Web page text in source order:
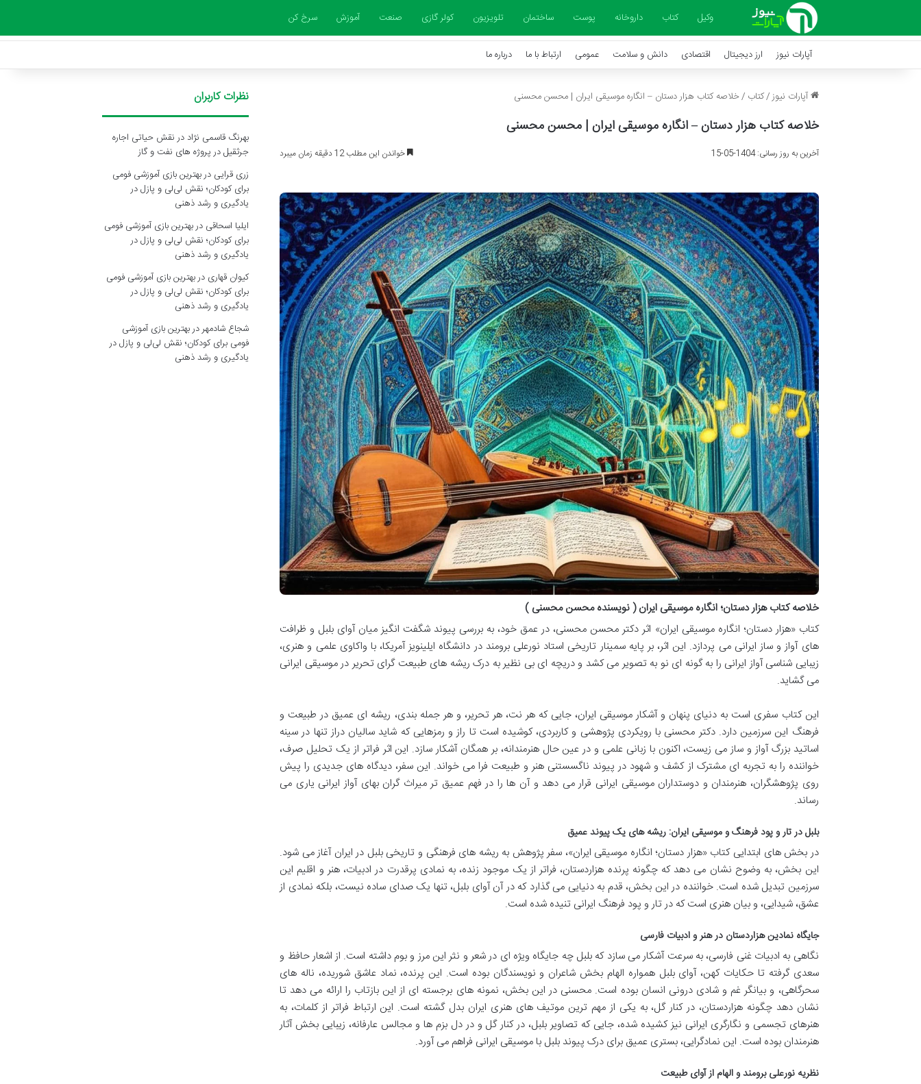
وکیل کتاب داروخانه پوست ساختمان تلویزیون کولر گازی صنعت آموزش سرخ کن
آپارات نیوز ارز دیجیتال اقتصادی دانش و سلامت عمومی ارتباط با ما درباره ما
آپارات نیوز/کتاب /خلاصه کتاب هزار دستان – انگاره موسیقی ایران | محسن محسنی
خلاصه کتاب هزار دستان – انگاره موسیقی ایران | محسن محسنی
آخرین به روز رسانی: 1404-05-15 خواندن این مطلب 12 دقیقه زمان میبرد
خلاصه کتاب هزار دستان؛ انگاره موسیقی ایران ( نویسنده محسن محسنی )
کتاب «هزار دستان؛ انگاره موسیقی ایران» اثر دکتر محسن محسنی، در عمق خود، به بررسی پیوند شگفت انگیز میان آوای بلبل و ظرافت
های آواز و ساز ایرانی می پردازد. این اثر، بر پایه سمینار تاریخی استاد نورعلی برومند در دانشگاه ایلینویز آمریکا، با واکاوی علمی و هنری،
زیبایی شناسی آواز ایرانی را به گونه ای نو به تصویر می کشد و دریچه ای بی نظیر به درک ریشه های طبیعت گرای تحریر در موسیقی ایرانی
می گشاید.
این کتاب سفری است به دنیای پنهان و آشکار موسیقی ایران، جایی که هر نت، هر تحریر، و هر جمله بندی، ریشه ای عمیق در طبیعت و
فرهنگ این سرزمین دارد. دکتر محسنی با رویکردی پژوهشی و کاربردی، کوشیده است تا راز و رمزهایی که شاید سالیان دراز تنها در سینه
اساتید بزرگ آواز و ساز می زیست، اکنون با زبانی علمی و در عین حال هنرمندانه، بر همگان آشکار سازد. این اثر فراتر از یک تحلیل صرف،
خواننده را به تجربه ای مشترک از کشف و شهود در پیوند ناگسستنی هنر و طبیعت فرا می خواند. این سفر، دیدگاه های جدیدی را پیش
روی پژوهشگران، هنرمندان و دوستداران موسیقی ایرانی قرار می دهد و آن ها را در فهم عمیق تر میراث گران بهای آواز ایرانی یاری می
رساند.
بلبل در تار و پود فرهنگ و موسیقی ایران: ریشه های یک پیوند عمیق
در بخش های ابتدایی کتاب «هزار دستان؛ انگاره موسیقی ایران»، سفر پژوهش به ریشه های فرهنگی و تاریخی بلبل در ایران آغاز می شود.
این بخش، به وضوح نشان می دهد که چگونه پرنده هزاردستان، فراتر از یک موجود زنده، به نمادی پرقدرت در ادبیات، هنر و اقلیم این
سرزمین تبدیل شده است. خواننده در این بخش، قدم به دنیایی می گذارد که در آن آوای بلبل، تنها یک صدای ساده نیست، بلکه نمادی از
عشق، شیدایی، و بیان هنری است که در تار و پود فرهنگ ایرانی تنیده شده است.
جایگاه نمادین هزاردستان در هنر و ادبیات فارسی
نگاهی به ادبیات غنی فارسی، به سرعت آشکار می سازد که بلبل چه جایگاه ویژه ای در شعر و نثر این مرز و بوم داشته است. از اشعار حافظ و
سعدی گرفته تا حکایات کهن، آوای بلبل همواره الهام بخش شاعران و نویسندگان بوده است. این پرنده، نماد عاشق شوریده، ناله های
سحرگاهی، و بیانگر غم و شادی درونی انسان بوده است. محسنی در این بخش، نمونه های برجسته ای از این بازتاب را ارائه می دهد تا
نشان دهد چگونه هزاردستان، در کنار گل، به یکی از مهم ترین موتیف های هنری ایران بدل گشته است. این ارتباط فراتر از کلمات، به
هنرهای تجسمی و نگارگری ایرانی نیز کشیده شده، جایی که تصاویر بلبل، در کنار گل و در دل بزم ها و مجالس عارفانه، زیبایی بخش آثار
هنرمندان بوده است. این نمادگرایی، بستری عمیق برای درک پیوند بلبل با موسیقی ایرانی فراهم می آورد.
نظریه نورعلی برومند و الهام از آوای طبیعت
نظرات کاربران
بهرنگ قاسمی نژاد درنقش حیاتی اجاره
جرثقیل در پروژه های نفت و گاز
زری قرایی دربهترین بازی آموزشی فومی
برای کودکان؛ نقش لی‌لی و پازل در
یادگیری و رشد ذهنی
ایلیا اسحاقی دربهترین بازی آموزشی فومی
برای کودکان؛ نقش لی‌لی و پازل در
یادگیری و رشد ذهنی
کیوان قهاری دربهترین بازی آموزشی فومی
برای کودکان؛ نقش لی‌لی و پازل در
یادگیری و رشد ذهنی
شجاع شادمهردربهترین بازی آموزشی
فومی برای کودکان؛ نقش لی‌لی و پازل در
یادگیری و رشد ذهنی